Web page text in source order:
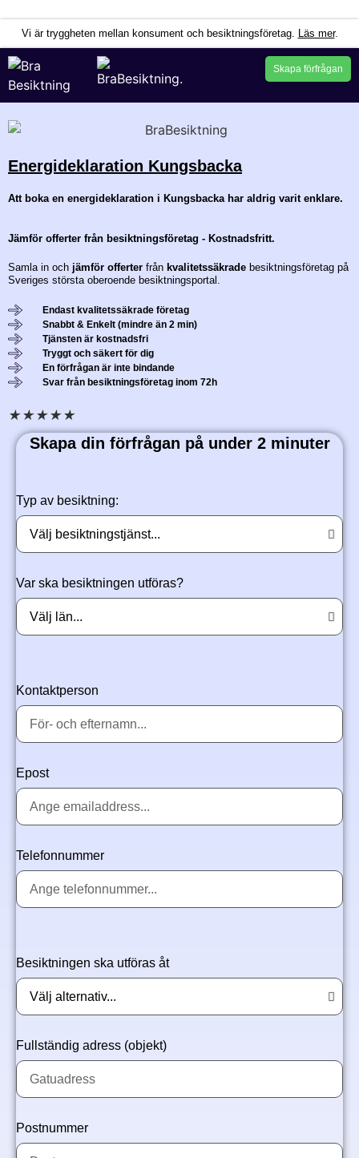
Vi är tryggheten mellan konsument och besiktningsföretag. Läs mer.
Skapa förfrågan
Energideklaration Kungsbacka
Att boka en energideklaration i Kungsbacka har aldrig varit enklare.
Jämför offerter från besiktningsföretag - Kostnadsfritt.
Samla in och jämför offerter från kvalitetssäkrade besiktningsföretag på
Sveriges största oberoende besiktningsportal.
Endast kvalitetssäkrade företag
Snabbt & Enkelt (mindre än 2 min)
Tjänsten är kostnadsfri
Tryggt och säkert för dig
En förfrågan är inte bindande
Svar från besiktningsföretag inom 72h
★★★★★
Skapa din förfrågan på under 2 minuter
Typ av besiktning:
Var ska besiktningen utföras?
Kontaktperson
Epost
Telefonnummer
Besiktningen ska utföras åt
Fullständig adress (objekt)
Postnummer